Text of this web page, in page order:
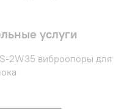
услуги
2W35 виброопоры для